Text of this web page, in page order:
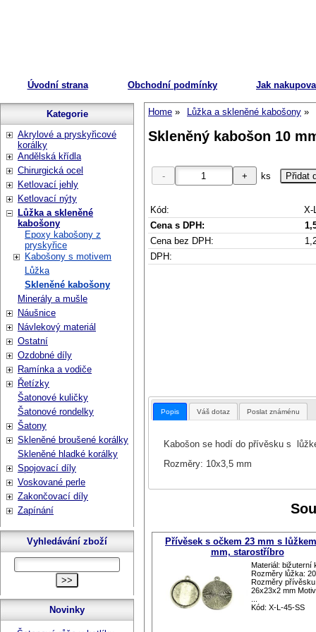
Úvodní strana Obchodní podmínky Jak
Home Lůžka a skleněné kabošony
Skleněný kabošon 10
ks
Kód:
X-
Cena s DPH:
Cena bez DPH:
DPH:
Popis Váš dotaz Poslat známénu
Kabošon se hodí do přívěsku s
Rozměry: 10x3,5 mm
Přívěsek s očkem 23 mm s
mm, starostříbro
Materiál: bižuterní
Rozměry lůžka:
Rozměry
26x23x2 mm
...
Kód: X-L-45-SS
Kategorie
Akrylové a pryskyřicové
korálky
Andělská křídla
Chirurgická ocel
Ketlovací jehly
Ketlovací nýty
Lůžka a skleněné
kabošony
Epoxy kabošony z
pryskyřice
Kabošony s motivem
Lůžka
Skleněné kabošony
Minerály a mušle
Náušnice
Návlekový materiál
Ostatní
Ozdobné díly
Ramínka a vodiče
Řetízky
Šatonové kuličky
Šatonové rondelky
Šatony
Skleněné broušené korálky
Skleněné hladké korálky
Spojovací díly
Voskované perle
Zakončovací díly
Zapínání
Vyhledávání zboží
Novinky